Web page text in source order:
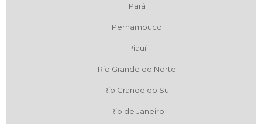
Pará
Pernambuco
Piauí
Rio Grande do Norte
Rio Grande do Sul
Rio de Janeiro